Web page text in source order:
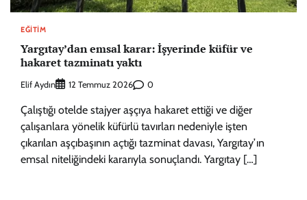
EĞITIM
Yargıtay’dan emsal karar: İşyerinde küfür ve
hakaret tazminatı yaktı
Elif Aydın 12 Temmuz 2026 0
Çalıştığı otelde stajyer aşçıya hakaret ettiği ve diğer
çalışanlara yönelik küfürlü tavırları nedeniyle işten
çıkarılan aşçıbaşının açtığı tazminat davası, Yargıtay’ın
emsal niteliğindeki kararıyla sonuçlandı. Yargıtay […]